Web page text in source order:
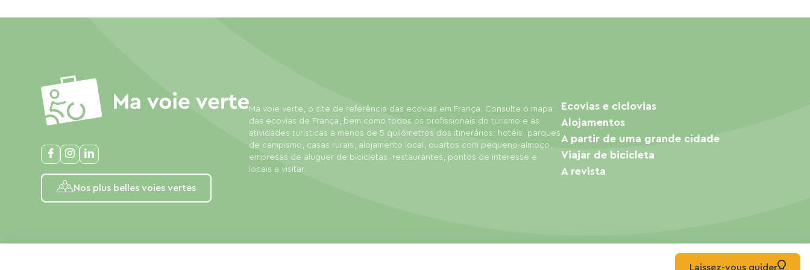
Nos plus belles voies vertes
Ma voie verte, o site de referência das ecovias em França. Consulte o mapa
das ecovias de França, bem como todos os profissionais do turismo e as
atividades turísticas a menos de 5 quilómetros dos itinerários: hotéis, parques
de campismo, casas rurais, alojamento local, quartos com pequeno-almoço,
empresas de aluguer de bicicletas, restaurantes, pontos de interesse e
locais a visitar.
Ecovias e ciclovias
Alojamentos
A partir de uma grande cidade
Viajar de bicicleta
A revista
Laissez-vous guider